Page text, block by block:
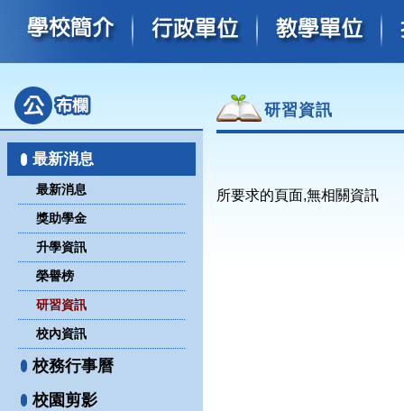
最新消息
最新消息
獎助學金
升學資訊
榮譽榜
研習資訊
校內資訊
校務行事曆
校園剪影
研習資訊
所要求的頁面,無相關資訊